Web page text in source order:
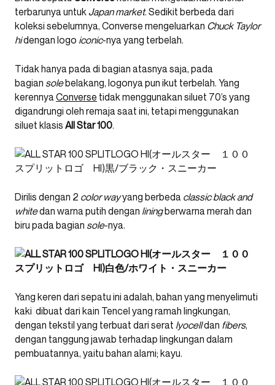
terbarunya untuk Japan market. Sedikit berbeda dari
koleksi sebelumnya, Converse mengeluarkan Chuck Taylor
hidengan logo iconic-nya yang terbelah.
Tidak hanya pada di bagian atasnya saja, pada
bagian solebelakang, logonya pun ikut terbelah. Yang
kerennyaConverse tidak menggunakan siluet 70’s yang
digandrungi oleh remaja saat ini, tetapi menggunakan
siluet klasis All Star 100.
Dirilis dengan 2 color wayyang berbeda classic black and
whitedan warna putih dengan liningberwarna merah dan
biru pada bagian sole-nya.
Yang keren dari sepatu ini adalah, bahan yang menyelimuti
kaki dibuat dari kain Tencel yang ramah lingkungan,
dengan tekstil yang terbuat dari serat lyocelldan fibers,
dengan tanggung jawab terhadap lingkungan dalam
pembuatannya, yaitu bahan alami; kayu.